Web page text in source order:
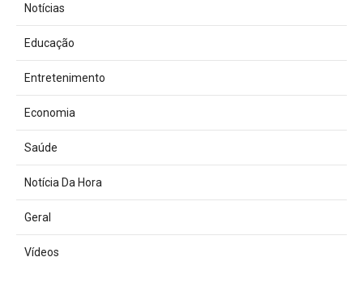
Notícias
Educação
Entretenimento
Economia
Saúde
Notícia Da Hora
Geral
Vídeos